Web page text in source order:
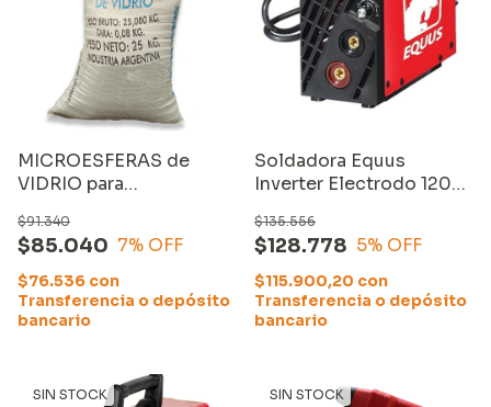
MICROESFERAS de
VIDRIO para
ARENADO
$85.040
$91.340
7% OFF
$76.536 con
Transferencia o depósito
bancario
Soldadora Equus
Inverter Electrodo 120
$128.778
$135.556
5% OFF
$115.900,20 con
Transferencia o depósito
bancario
SIN STOCK SIN STOCK